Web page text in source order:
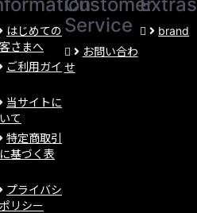
はじめての
さまへ
ご利用ガイ
当サイトに
て
特定商取引
基づく表
プライバシ
リシー
Service
お問い合わ
せ
brand